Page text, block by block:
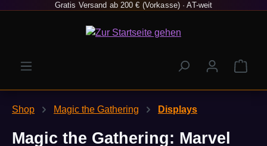
Zum Hauptinhalt springen
Gratis Versand ab 200 € (Vorkasse) · AT-weit
Shop Magic the Gathering Displays
Magic the Gathering: Marvel